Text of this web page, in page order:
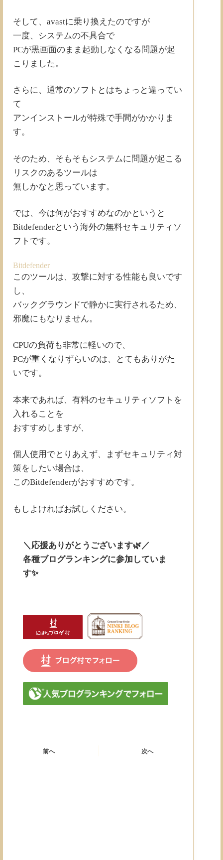
そして、avastに乗り換えたのですが
一度、システムの不具合で
PCが黒画面のまま起動しなくなる問題が起
こりました。
さらに、通常のソフトとはちょっと違ってい
て
アンインストールが特殊で手間がかかりま
す。
そのため、そもそもシステムに問題が起こる
リスクのあるツールは
無しかなと思っています。
では、今は何がおすすめなのかというと
Bitdefenderという海外の無料セキュリティソ
フトです。
Bitdefender
このツールは、攻撃に対する性能も良いです
し、
バックグラウンドで静かに実行されるため、
邪魔にもなりません。
CPUの負荷も非常に軽いので、
PCが重くなりずらいのは、とてもありがた
いです。
本来であれば、有料のセキュリティソフトを
入れることを
おすすめしますが、
個人使用でとりあえず、まずセキュリティ対
策をしたい場合は、
このBitdefenderがおすすめです。
もしよければお試しください。
＼応援ありがとうございます🌿／
各種ブログランキングに参加していま
す✨
前へ 次へ